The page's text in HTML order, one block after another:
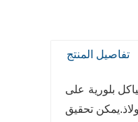
تفاصيل المنتج
بلورية على
تحقيق